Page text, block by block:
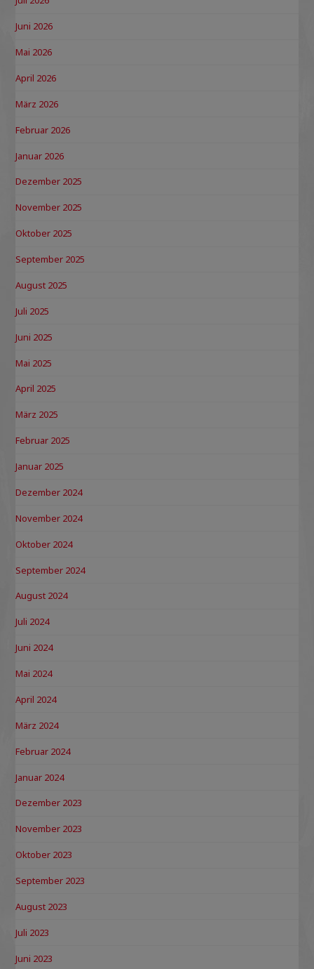
Juni 2026
Mai 2026
April 2026
März 2026
Februar 2026
Januar 2026
Dezember 2025
November 2025
Oktober 2025
September 2025
August 2025
Juli 2025
Juni 2025
Mai 2025
April 2025
März 2025
Februar 2025
Januar 2025
Dezember 2024
November 2024
Oktober 2024
September 2024
August 2024
Juli 2024
Juni 2024
Mai 2024
April 2024
März 2024
Februar 2024
Januar 2024
Dezember 2023
November 2023
Oktober 2023
September 2023
August 2023
Juli 2023
Juni 2023